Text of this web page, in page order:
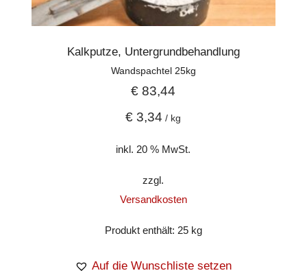
Kalkputze, Untergrundbehandlung
Wandspachtel 25kg
€ 83,44
€ 3,34 / kg
inkl. 20 % MwSt.
zzgl.
Versandkosten
Produkt enthält: 25 kg
Auf die Wunschliste setzen